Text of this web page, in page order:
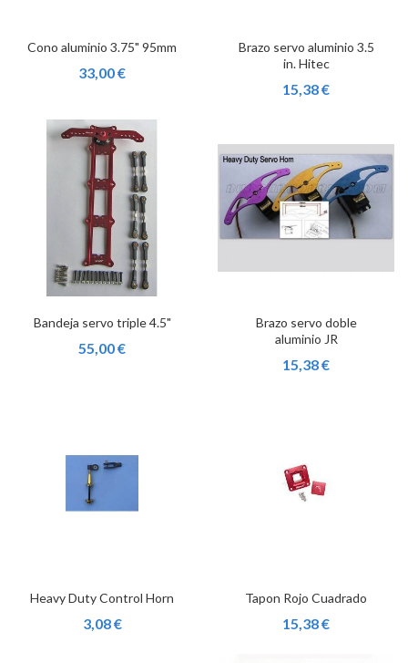
Cono aluminio 3.75" 95mm
33,00 €
Brazo servo aluminio 3.5
in. Hitec
15,38 €
Bandeja servo triple 4.5"
55,00 €
Brazo servo doble
aluminio JR
15,38 €
Heavy Duty Control Horn
3,08 €
Tapon Rojo Cuadrado
15,38 €